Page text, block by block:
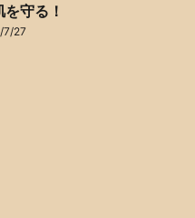
守る！
7/27